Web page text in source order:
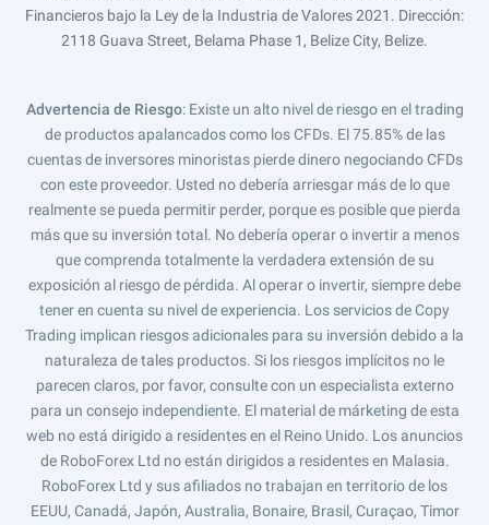
Financieros bajo la Ley de la Industria de Valores 2021. Dirección:
2118 Guava Street, Belama Phase 1, Belize City, Belize.
Advertencia de Riesgo: Existe un alto nivel de riesgo en el trading
de productos apalancados como los CFDs. El 75.85% de las
cuentas de inversores minoristas pierde dinero negociando CFDs
con este proveedor. Usted no debería arriesgar más de lo que
realmente se pueda permitir perder, porque es posible que pierda
más que su inversión total. No debería operar o invertir a menos
que comprenda totalmente la verdadera extensión de su
exposición al riesgo de pérdida. Al operar o invertir, siempre debe
tener en cuenta su nivel de experiencia. Los servicios de Copy
Trading implican riesgos adicionales para su inversión debido a la
naturaleza de tales productos. Si los riesgos implícitos no le
parecen claros, por favor, consulte con un especialista externo
para un consejo independiente. El material de márketing de esta
web no está dirigido a residentes en el Reino Unido. Los anuncios
de RoboForex Ltd no están dirigidos a residentes en Malasia.
RoboForex Ltd y sus afiliados no trabajan en territorio de los
EEUU, Canadá, Japón, Australia, Bonaire, Brasil, Curaçao, Timor